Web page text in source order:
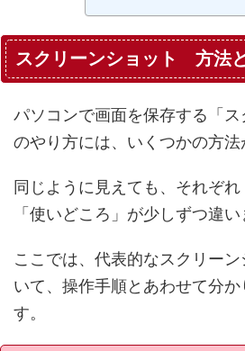
スクリーンショット 方法
パソコンで画面を保存する「ス
のやり方には、いくつかの方法
同じように見えても、それぞ
「使いどころ」が少しずつ違い
ここでは、代表的なスクリー
いて、操作手順とあわせて分か
す。